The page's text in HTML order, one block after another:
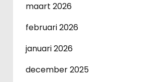
maart 2026
februari 2026
januari 2026
december 2025